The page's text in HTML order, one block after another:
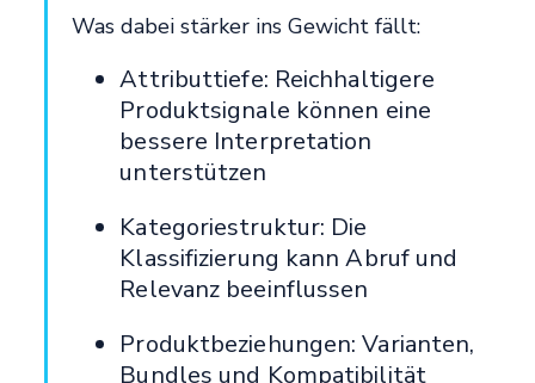
Was dabei stärker ins Gewicht fällt:
Attributtiefe: Reichhaltigere
Produktsignale können eine
bessere Interpretation
unterstützen
Kategoriestruktur: Die
Klassifizierung kann Abruf und
Relevanz beeinflussen
Produktbeziehungen: Varianten,
Bundles und Kompatibilität